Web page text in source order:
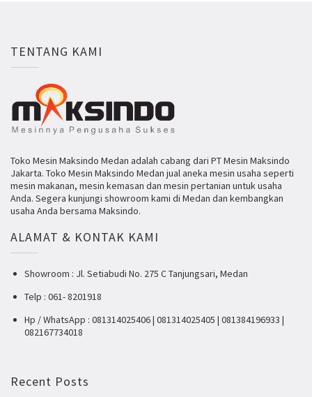
TENTANG KAMI
Toko Mesin Maksindo Medan adalah cabang dari PT Mesin Maksindo
Jakarta. Toko Mesin Maksindo Medan jual aneka mesin usaha seperti
mesin makanan, mesin kemasan dan mesin pertanian untuk usaha
Anda. Segera kunjungi showroom kami di Medan dan kembangkan
usaha Anda bersama Maksindo.
ALAMAT & KONTAK KAMI
Showroom : Jl. Setiabudi No. 275 C Tanjungsari, Medan
Telp : 061- 8201918
Hp / WhatsApp : 081314025406 | 081314025405 | 081384196933 |
082167734018
Recent Posts